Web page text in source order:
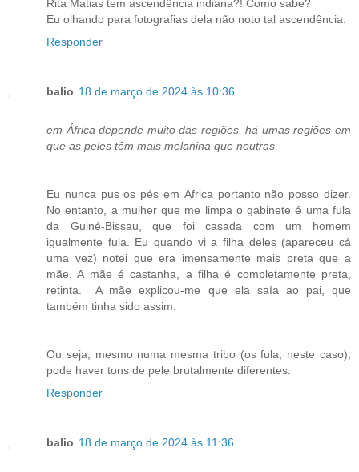
Rita Matias tem ascendência indiana?! Como sabe?
Eu olhando para fotografias dela não noto tal ascendência.
Responder
balio 18 de março de 2024 às 10:36
em África depende muito das regiões, há umas regiões em
que as peles têm mais melanina que noutras
Eu nunca pus os pés em África portanto não posso dizer.
No entanto, a mulher que me limpa o gabinete é uma fula
da Guiné-Bissau, que foi casada com um homem
igualmente fula. Eu quando vi a filha deles (apareceu cá
uma vez) notei que era imensamente mais preta que a
mãe. A mãe é castanha, a filha é completamente preta,
retinta. A mãe explicou-me que ela saía ao pai, que
também tinha sido assim.
Ou seja, mesmo numa mesma tribo (os fula, neste caso),
pode haver tons de pele brutalmente diferentes.
Responder
balio 18 de março de 2024 às 11:36